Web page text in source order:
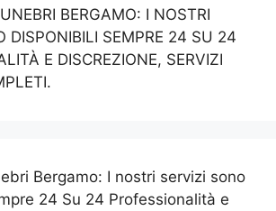
BERGAMO: I NOSTRI
DISPONIBILI SEMPRE 24 SU 24
E DISCREZIONE, SERVIZI
Bergamo: I nostri servizi sono
24 Su 24 Professionalità e